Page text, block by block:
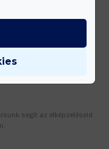
belül megkaphatod!
segít az elképzeléseid